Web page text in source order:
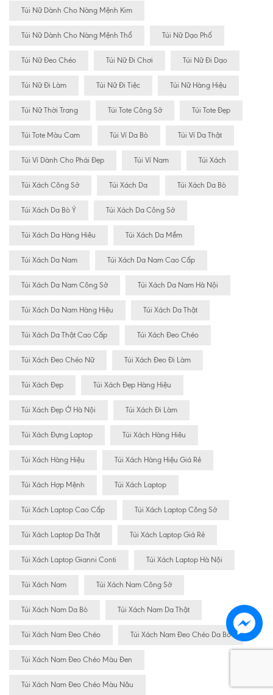
Túi Nữ Dành Cho Nàng Mệnh Kim
Túi Nữ Dành Cho Nàng Mệnh Thổ Túi Nữ Dạo Phố
Túi Nữ Đeo Chéo Túi Nữ Đi Chơi Túi Nữ Đi Dạo
Túi Nữ Đi Làm Túi Nữ Đi Tiệc Túi Nữ Hàng Hiệu
Túi Nữ Thời Trang Túi Tote Công Sở Túi Tote Đẹp
Túi Tote Màu Cam Túi Ví Da Bò Túi Ví Da Thật
Túi Ví Dành Cho Phái Đẹp Túi Ví Nam Túi Xách
Túi Xách Công Sở Túi Xách Da Túi Xách Da Bò
Túi Xách Da Bò Ý Túi Xách Da Công Sở
Túi Xách Da Hàng Hiêu Túi Xách Da Mềm
Túi Xách Da Nam Túi Xách Da Nam Cao Cấp
Túi Xách Da Nam Công Sở Túi Xách Da Nam Hà Nội
Túi Xách Da Nam Hàng Hiệu Túi Xách Da Thật
Túi Xách Da Thật Cao Cấp Túi Xách Đeo Chéo
Túi Xách Đeo Chéo Nữ Túi Xách Đeo Đi Làm
Túi Xách Đẹp Túi Xách Đẹp Hàng Hiệu
Túi Xách Đẹp Ở Hà Nội Túi Xách Đi Làm
Túi Xách Đựng Laptop Túi Xách Hàng Hiêu
Túi Xách Hàng Hiệu Túi Xách Hàng Hiệu Giá Rẻ
Túi Xách Hợp Mệnh Túi Xách Laptop
Túi Xách Laptop Cao Cấp Túi Xách Laptop Công Sở
Túi Xách Laptop Da Thật Túi Xách Laptop Giá Rẻ
Túi Xách Laptop Gianni Conti Túi Xách Laptop Hà Nội
Túi Xách Nam Túi Xách Nam Công Sở
Túi Xách Nam Da Bò Túi Xách Nam Da Thật
Túi Xách Nam Đeo Chéo Túi Xách Nam Đeo Chéo Da Bò
Túi Xách Nam Đeo Chéo Màu Đen
Túi Xách Nam Đeo Chéo Màu Nâu